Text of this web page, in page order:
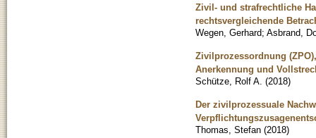
Zivil- und strafrechtliche
rechtsvergleichende
Wegen, Gerhard; Asbrand,
Zivilprozessordnung
Anerkennung und
Schütze, Rolf A. (2018)
Der zivilprozessuale
Thomas, Stefan (2018)